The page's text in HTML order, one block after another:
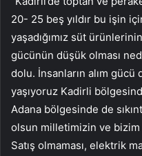
20- 25 beş yıldır bu işin
yaşadığımız süt
gücünün düşük olması
dolu. İnsanların alım gücü
yaşıyoruz Kadirli
Adana bölgesinde de
olsun milletimizin ve
Satış olmaması, elektrik